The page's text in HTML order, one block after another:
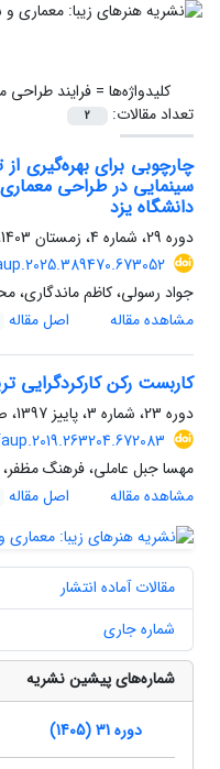
کلیدواژه‌ها =فرایند طراحی
تعداد مقالات:
2
چارچوبی برای بهره‌گیری
دانشگاه یزد
دوره 29، شماره 4، زمستان 1403، صفحه
جواد رسولی، کاظم ماندگاری،
مشاهده مقاله
اصل مقاله
کاربست رکن کارکردگرایی
دوره 23، شماره 3، پاییز 1397، صفحه
مهسا جبل عاملی، فرهنگ
مشاهده مقاله
اصل مقاله
مقالات آماده انتشار
شماره جاری
شماره‌های پیشین نشریه
دوره 31 (1405)